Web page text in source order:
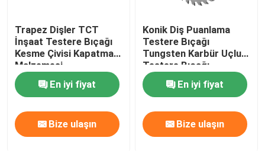
Trapez Dişler TCT
İnşaat Testere Bıçağı
Kesme Çivisi Kapatma
Malzemesi
En iyi fiyat
Bize ulaşın
Konik Diş Puanlama
Testere Bıçağı
Tungsten Karbür Uçlu
Testere Bıçağı
En iyi fiyat
Bize ulaşın